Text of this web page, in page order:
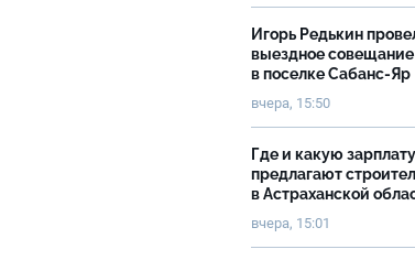
Игорь Редькин
выездное совещание
в поселке Сабанс-Яр
вчера, 15:50
Где и какую зарплату
предлагают
в Астраханской
вчера, 15:01